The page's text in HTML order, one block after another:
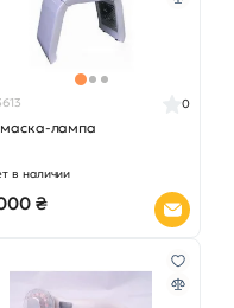
маска-лампа
0
в наличии
₴